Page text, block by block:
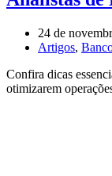
24 de
Artigos,
Confira dicas
otimizarem